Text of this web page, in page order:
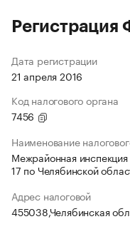
Дата регистрации
21 апреля 2016
Код налогового органа
7456
Наименование
Межрайонная
17 по Челябинской
Адрес налоговой
455038,Челябинская